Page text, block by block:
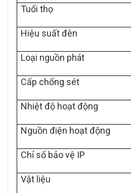
Tuổi thọ
Hiệu suất đèn
Loại nguồn phát
Cấp chống sét
Nhiệt độ hoạt động
Nguồn điện hoạt động
Chỉ số bảo vệ IP
Vật liệu